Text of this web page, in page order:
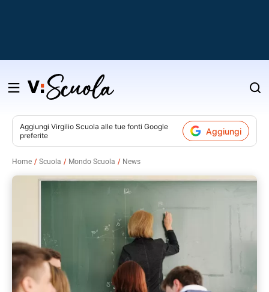
Salta
contenuto
Aggiungi Virgilio Scuola alle tue fonti Google
preferite
Aggiungi
Home Scuola Mondo Scuola News